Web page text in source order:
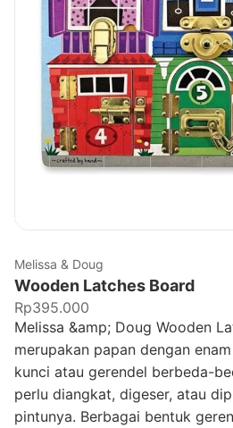
Melissa & Doug
Wooden Latches Board
Rp395.000
Melissa &amp; Doug Wooden
merupakan papan dengan
kunci atau gerendel berbeda-
perlu diangkat, digeser, atau
pintunya. Berbagai bentuk